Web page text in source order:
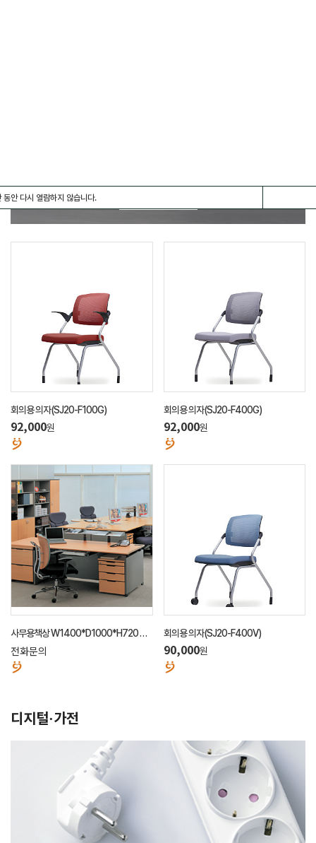
동안 다시 열람하지 않습니다.
회의용 의자(SJ20-F100G)
92,000원
회의용 의자(SJ20-F400G)
92,000원
사무용책상 W1400*D1000*H720 제
작가능
전화문의
회의용 의자(SJ20-F400V)
90,000원
디지털·가전